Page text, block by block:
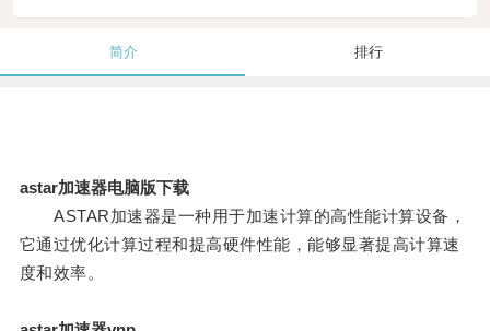
简介 排行
astar加速器电脑版下载
ASTAR加速器是一种用于加速计算的高性能计算设备，
它通过优化计算过程和提高硬件性能，能够显著提高计算速
度和效率。